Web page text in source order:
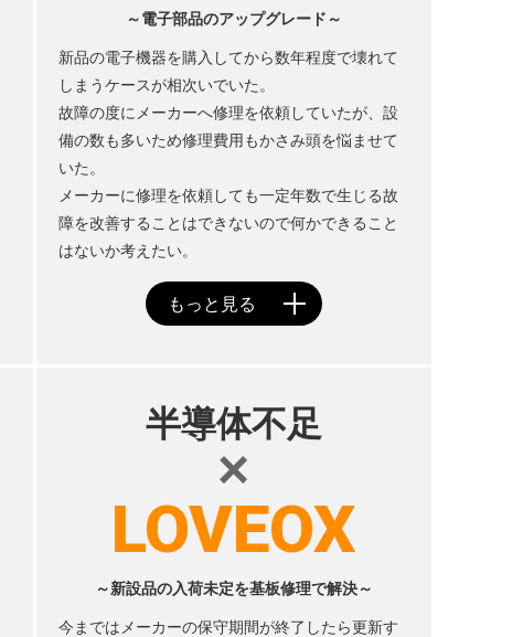
～電子部品のアップグレード～
新品の電子機器を購入してから数年程度で壊れて
しまうケースが相次いでいた。
故障の度にメーカーへ修理を依頼していたが、設
備の数も多いため修理費用もかさみ頭を悩ませて
いた。
メーカーに修理を依頼しても一定年数で生じる故
障を改善することはできないので何かできること
はないか考えたい。
半導体不足
×
LOVEOX
～新設品の入荷未定を基板修理で解決～
今まではメーカーの保守期間が終了したら更新す